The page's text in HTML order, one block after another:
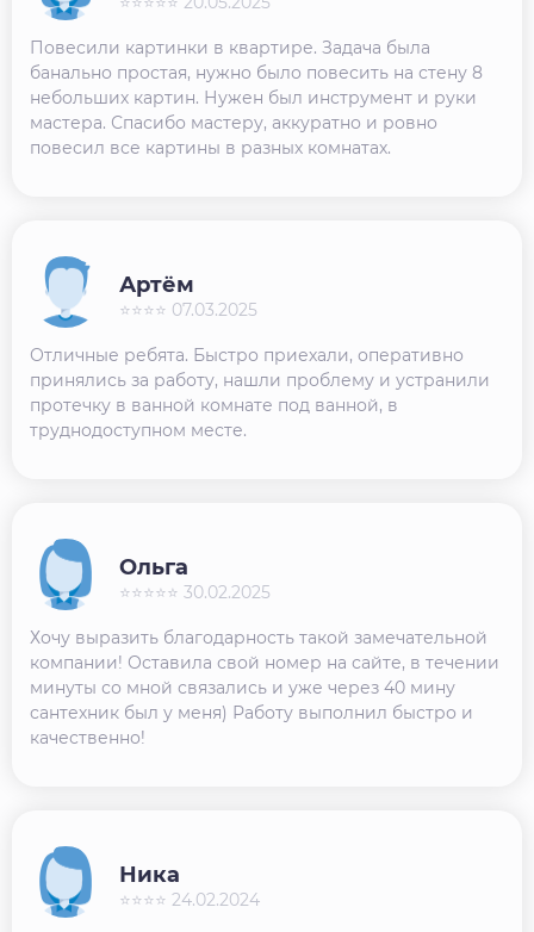
Повесили картинки в квартире. Задача была
банально простая, нужно было повесить на стену 8
небольших картин. Нужен был инструмент и руки
мастера. Спасибо мастеру, аккуратно и ровно
повесил все картины в разных комнатах.
Отличные ребята. Быстро приехали, оперативно
принялись за работу, нашли проблему и устранили
протечку в ванной комнате под ванной, в
труднодоступном месте.
Артём
⭐⭐⭐⭐ 07.03.2025
Хочу выразить благодарность такой замечательной
компании! Оставила свой номер на сайте, в течении
минуты со мной связались и уже через 40 мину
сантехник был у меня) Работу выполнил быстро и
качественно!
Ольга
⭐⭐⭐⭐⭐ 30.02.2025
Ника
⭐⭐⭐⭐ 24.02.2024